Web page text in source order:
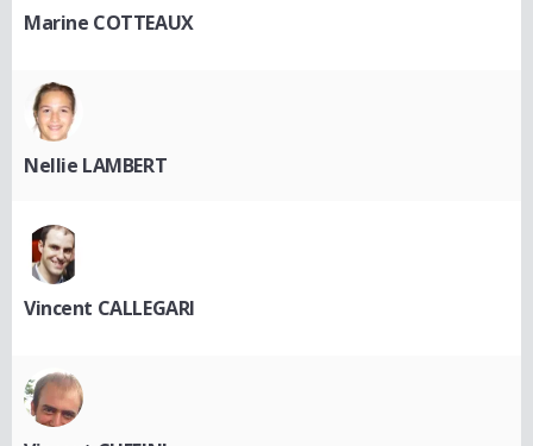
Marine COTTEAUX
Nellie LAMBERT
Vincent CALLEGARI